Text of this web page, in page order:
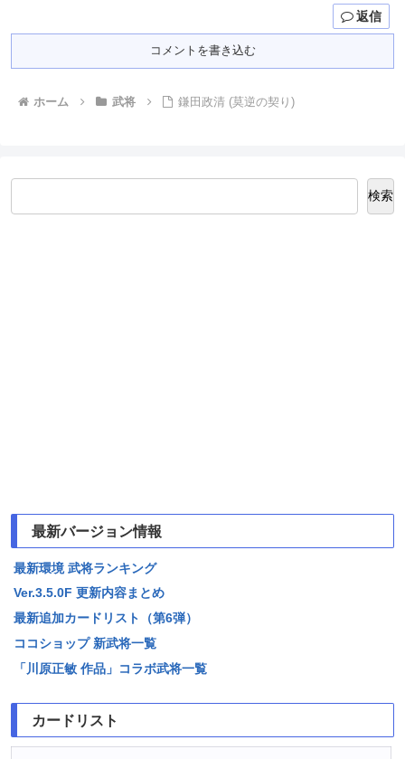
返信
コメントを書き込む
ホーム 武将 鎌田政清 (莫逆の契り)
検索
最新バージョン情報
最新環境 武将ランキング
Ver.3.5.0F 更新内容まとめ
最新追加カードリスト（第6弾）
ココショップ 新武将一覧
「川原正敏 作品」コラボ武将一覧
カードリスト